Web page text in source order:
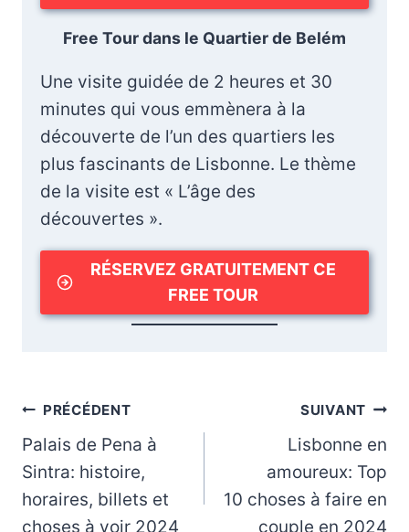
Free Tour dans le Quartier de Belém
Une visite guidée de 2 heures et 30
minutes qui vous emmènera à la
découverte de l’un des quartiers les
plus fascinants de Lisbonne. Le thème
de la visite est « L’âge des
découvertes ».
RÉSERVEZ GRATUITEMENT CE
FREE TOUR
Navigation
de
l’article
PRÉCÉDENT
Palais de Pena à
Sintra: histoire,
horaires, billets et
choses à voir 2024
SUIVANT
Lisbonne en
amoureux: Top
10 choses à faire en
couple en 2024